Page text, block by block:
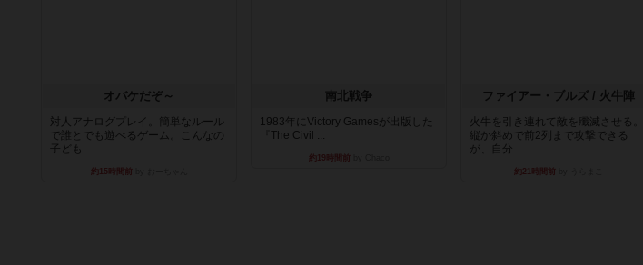
オバケだぞ～
対人アナログプレイ。簡単なルール
で誰とでも遊べるゲーム。こんなの
子ども...
約15時間前
南北戦争
1983年にVictory Gamesが出版した
『The Civil ...
約19時間前
ファイアー・ブルズ / 火牛陣
火牛を引き連れて敵を殲滅させる。
縦か斜めで前2列まで攻撃できる
が、自分...
約21時間前